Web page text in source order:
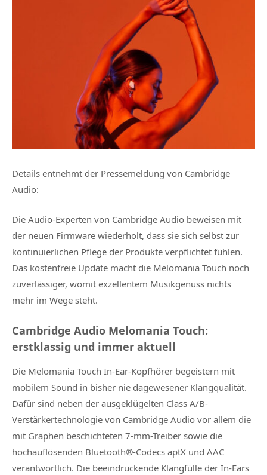
Details entnehmt der Pressemeldung von Cambridge
Audio:
Die Audio-Experten von Cambridge Audio beweisen mit
der neuen Firmware wiederholt, dass sie sich selbst zur
kontinuierlichen Pflege der Produkte verpflichtet fühlen.
Das kostenfreie Update macht die Melomania Touch noch
zuverlässiger, womit exzellentem Musikgenuss nichts
mehr im Wege steht.
Cambridge Audio Melomania Touch:
erstklassig und immer aktuell
Die Melomania Touch In-Ear-Kopfhörer begeistern mit
mobilem Sound in bisher nie dagewesener Klangqualität.
Dafür sind neben der ausgeklügelten Class A/B-
Verstärkertechnologie von Cambridge Audio vor allem die
mit Graphen beschichteten 7-mm-Treiber sowie die
hochauflösenden Bluetooth®-Codecs aptX und AAC
verantwortlich. Die beeindruckende Klangfülle der In-Ears